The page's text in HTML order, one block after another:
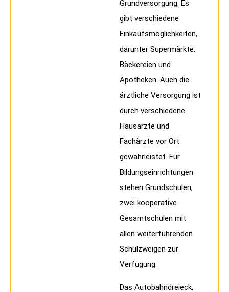
Grundversorgung. Es
gibt verschiedene
Einkaufsmöglichkeiten,
darunter Supermärkte,
Bäckereien und
Apotheken. Auch die
ärztliche Versorgung ist
durch verschiedene
Hausärzte und
Fachärzte vor Ort
gewährleistet. Für
Bildungseinrichtungen
stehen Grundschulen,
zwei kooperative
Gesamtschulen mit
allen weiterführenden
Schulzweigen zur
Verfügung.
Das Autobahndreieck,